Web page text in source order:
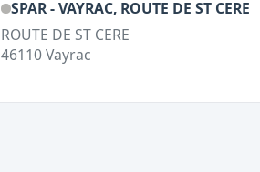
SPAR - VAYRAC, ROUTE DE ST CERE
ROUTE DE ST CERE
46110 Vayrac